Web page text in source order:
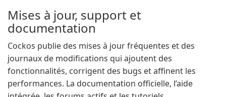
Mises à jour, support et
documentation
Cockos publie des mises à jour fréquentes et des
journaux de modifications qui ajoutent des
fonctionnalités, corrigent des bugs et affinent les
performances. La documentation officielle, l’aide